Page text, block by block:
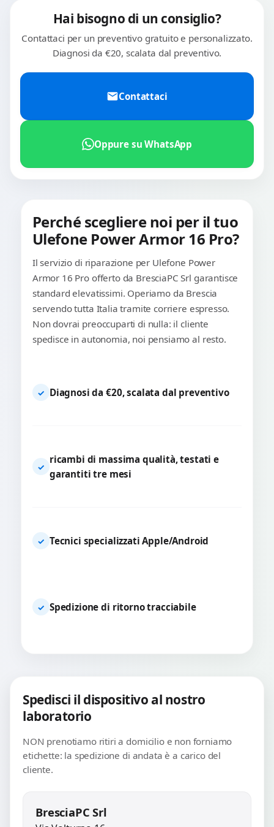
Hai bisogno di un consiglio?
Contattaci per un preventivo gratuito e personalizzato.
Diagnosi da €20, scalata dal preventivo.
Contattaci
Oppure su WhatsApp
Perché scegliere noi per il tuo
Ulefone Power Armor 16 Pro?
Il servizio di riparazione per Ulefone Power
Armor 16 Pro offerto da BresciaPC Srl garantisce
standard elevatissimi. Operiamo da Brescia
servendo tutta Italia tramite corriere espresso.
Non dovrai preoccuparti di nulla: il cliente
spedisce in autonomia, noi pensiamo al resto.
✓ Diagnosi da €20, scalata dal preventivo
✓
ricambi di massima qualità, testati e
garantiti tre mesi
✓ Tecnici specializzati Apple/Android
✓ Spedizione di ritorno tracciabile
Spedisci il dispositivo al nostro
laboratorio
NON prenotiamo ritiri a domicilio e non forniamo
etichette: la spedizione di andata è a carico del
cliente.
BresciaPC Srl